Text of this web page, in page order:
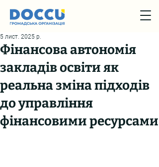
Фінансова автономія
закладів освіти як
реальна зміна підходів
до управління
фінансовими ресурсами
5 лист. 2025 р.